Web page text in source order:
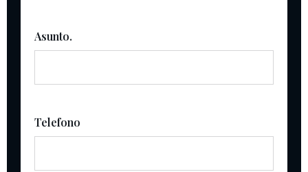
Asunto.
Telefono